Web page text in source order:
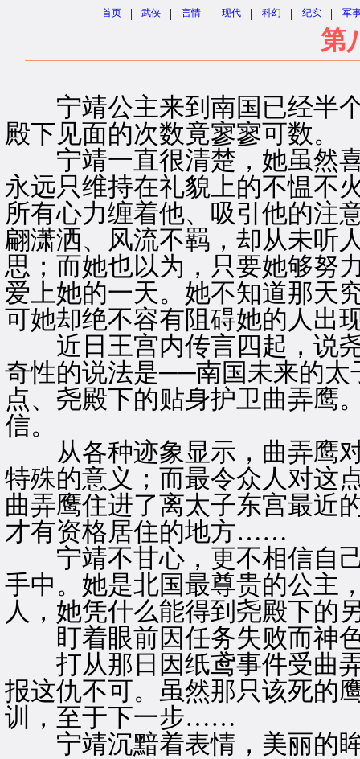
首页 | 武侠 | 言情 | 现代 | 科幻 | 纪实 | 军
第
宁靖公主来到南国已经半个
殿下见面的次数竟寥寥可数。
宁靖一直很清楚，她虽然喜
永远只维持在礼貌上的不愠不
所有心力缠着他、吸引他的注
翩潇洒、风流不羁，却从未听
思；而她也以为，只要她够努
爱上她的一天。她不知道那天
可她却绝不容有阻碍她的人
近日王宫内传言四起，说尧
奇性的说法是──南国未来的太
点、尧殿下的贴身护卫曲弄鹰
信。
从各种迹象显示，曲弄鹰对
特殊的意义；而最令众人对
曲弄鹰住进了离太子东宫最近
才有资格居住的地方……
宁靖不甘心，更不相信自己
手中。她是北国最尊贵的公主
人，她凭什么能得到尧殿下的
盯着眼前因任务失败而神色
打从那日因纸鸢事件受曲弄
报这仇不可。虽然那只该死的
训，至于下一步……
宁靖沉黯着表情，美丽的